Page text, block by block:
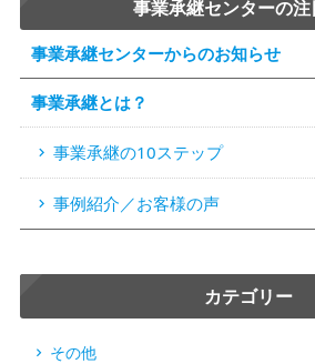
事業承継センターの注
事業承継センターからのお知らせ
事業承継とは？
事業承継の10ステップ
事例紹介／お客様の声
カテゴリー
その他